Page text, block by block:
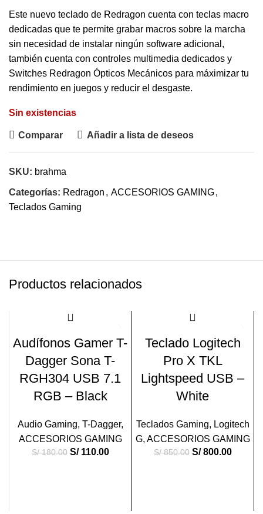
Este nuevo teclado de Redragon cuenta con teclas macro
dedicadas que te permite grabar macros sobre la marcha
sin necesidad de instalar ningún software adicional,
también cuenta con controles multimedia dedicados y
Switches Redragon Ópticos Mecánicos para máximizar tu
rendimiento en juegos y reducir el desgaste.
Sin existencias
Comparar Añadir a lista de deseos
SKU: brahma
Categorías: Redragon , ACCESORIOS GAMING,
Teclados Gaming
Productos relacionados
Audífonos Gamer T-
Dagger Sona T-
RGH304 USB 7.1
RGB – Black
Audio Gaming, T-Dagger,
ACCESORIOS GAMING
S/180.00 S/110.00
Teclado Logitech
Pro X TKL
Lightspeed USB –
White
Teclados Gaming, Logitech
G, ACCESORIOS GAMING
S/850.00 S/800.00